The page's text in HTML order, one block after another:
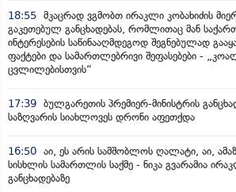
18:55 მკაცრად ვგმობთ ირაკლი კობახიძის
გაკეთებულ განცხადებას, რომლითაც მან
ინტერესების საწინააღმდეგოდ შეგნებულად
ფაქტები და სამართლებრივი შეფასებები -
ცვლილებისთვის“
17:39 ბულგარეთის პრემიერ-მინისტრის
საზღვარის სიახლოვეს დრონი აფეთქდა
16:50 აი, ეს არის სამშობლოს ღალატი, აი,
სისხლის სამართლის საქმე - ნიკა გვარამია
განცხადებაზე